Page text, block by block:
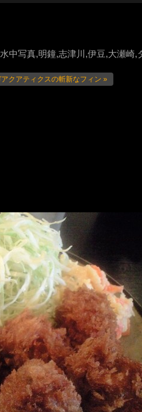
中写真,明鐘,志津川,伊豆,大瀬崎,
クアティクスの斬新なフィン »